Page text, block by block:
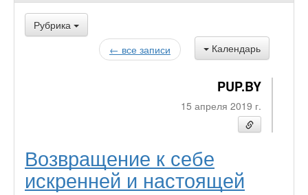
Рубрика
Календарь
← все записи
PUP.BY
15 апреля 2019 г.
Возвращение к себе
искренней и настоящей